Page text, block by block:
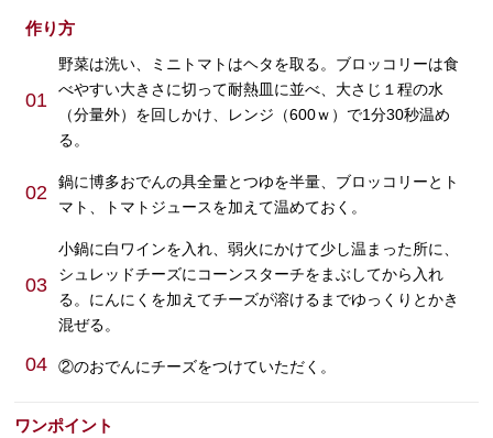
作り方
01
野菜は洗い、ミニトマトはヘタを取る。ブロッコリーは食
べやすい大きさに切って耐熱皿に並べ、大さじ１程の水
（分量外）を回しかけ、レンジ（600ｗ）で1分30秒温め
る。
02
鍋に博多おでんの具全量とつゆを半量、ブロッコリーとト
マト、トマトジュースを加えて温めておく。
03
小鍋に白ワインを入れ、弱火にかけて少し温まった所に、
シュレッドチーズにコーンスターチをまぶしてから入れ
る。にんにくを加えてチーズが溶けるまでゆっくりとかき
混ぜる。
04 ②のおでんにチーズをつけていただく。
ワンポイント